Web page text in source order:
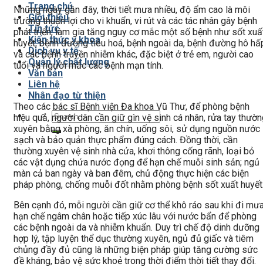
Trang chủ
Giới thiệu
Tin tức
Kiến thức y khoa
Dịch vụ y tế
Quản lý chất lượng
Văn bản
Liên hệ
Nhân đạo từ thiện
Những ngày gần đây, thời tiết mưa nhiều, độ ẩm cao là môi
trường thuận lợi cho vi khuẩn, vi rút và các tác nhân gây bệnh
phát triển, làm gia tăng nguy cơ mắc một số bệnh như sốt
huyết, bệnh đường tiêu hoá, bệnh ngoài da, bệnh đường hô
và các bệnh truyền nhiễm khác, đặc biệt ở trẻ em, người cao
tuổi và người mắc các bệnh mạn tính.
Theo các bác sĩ Bệnh viện Đa khoa Vũ Thư, để phòng bệnh
hiệu quả, người dân cần giữ gìn vệ sinh cá nhân, rửa tay
xuyên bằng xà phòng, ăn chín, uống sôi, sử dụng nguồn nước
sạch và bảo quản thực phẩm đúng cách. Đồng thời, cần
thường xuyên vệ sinh nhà cửa, khơi thông cống rãnh, loại bỏ
các vật dụng chứa nước đọng để hạn chế muỗi sinh sản; ngủ
màn cả ban ngày và ban đêm, chủ động thực hiện các biện
pháp phòng, chống muỗi đốt nhằm phòng bệnh sốt xuất
Bên cạnh đó, mỗi người cần giữ cơ thể khô ráo sau khi đi
hạn chế ngâm chân hoặc tiếp xúc lâu với nước bẩn để phòng
các bệnh ngoài da và nhiễm khuẩn. Duy trì chế độ dinh dưỡng
hợp lý, tập luyện thể dục thường xuyên, ngủ đủ giấc và tiêm
chủng đầy đủ cũng là những biện pháp giúp tăng cường sức
đề kháng, bảo vệ sức khoẻ trong thời điểm thời tiết thay đổi.